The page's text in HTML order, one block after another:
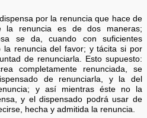
por la renuncia que hace de
la renuncia es de dos maneras;
se da, cuando con suficientes
la renuncia del favor; y tácita si por
de renunciarla. Esto supuesto:
completamente renunciada, se
de renunciarla, y la del
y así mientras éste no la
y el dispensado podrá usar de
hecha y admitida la renuncia.